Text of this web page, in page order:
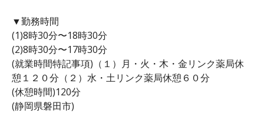
▼勤務時間
(1)8時30分〜18時30分
(2)8時30分〜17時30分
(就業時間特記事項)（１）月・火・木・金リンク薬局休
憩１２０分（２）水・土リンク薬局休憩６０分
(休憩時間)120分
(静岡県磐田市)